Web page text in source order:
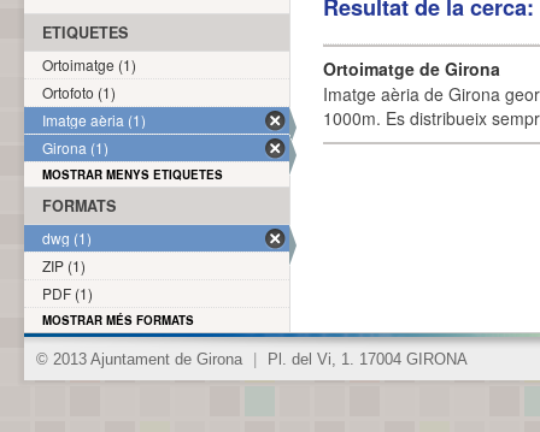
Resultat de la
Ortoimatge de Girona
Imatge aèria de Girona
1000m. Es distribueix
ETIQUETES
Ortoimatge (1)
Ortofoto (1)
Imatge aèria (1)
Girona (1)
MOSTRAR MENYS ETIQUETES
FORMATS
dwg (1)
ZIP (1)
PDF (1)
MOSTRAR MÉS FORMATS
© 2013 Ajuntament de Girona Pl. del Vi, 1. 17004 GIRONA